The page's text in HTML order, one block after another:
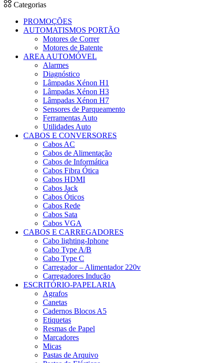
Categorias
PROMOÇÕES
AUTOMATISMOS PORTÃO
Motores de Correr
Motores de Batente
AREA AUTOMÓVEL
Alarmes
Diagnóstico
Lâmpadas Xénon H1
Lâmpadas Xénon H3
Lâmpadas Xénon H7
Sensores de Parqueamento
Ferramentas Auto
Utilidades Auto
CABOS E CONVERSORES
Cabos AC
Cabos de Alimentação
Cabos de Informática
Cabos Fibra Ótica
Cabos HDMI
Cabos Jack
Cabos Óticos
Cabos Rede
Cabos Sata
Cabos VGA
CABOS E CARREGADORES
Cabo lighting-Iphone
Cabo Type A/B
Cabo Type C
Carregador – Alimentador 220v
Carregadores Indução
ESCRITÓRIO-PAPELARIA
Agrafos
Canetas
Cadernos Blocos A5
Etiquetas
Resmas de Papel
Marcadores
Micas
Pastas de Arquivo